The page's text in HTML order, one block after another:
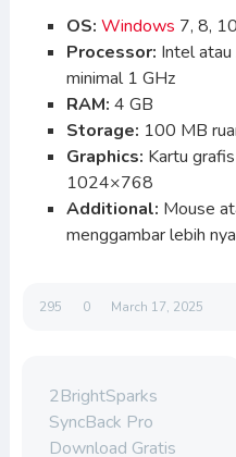
OS: Windows 7, 8,
Processor: Intel
minimal 1 GHz
RAM: 4 GB
Storage: 100 MB
Graphics: Kartu
1024×768
Additional: Mouse
menggambar lebih
295 0 March 17, 2025
2BrightSparks
SyncBack Pro
Download Gratis